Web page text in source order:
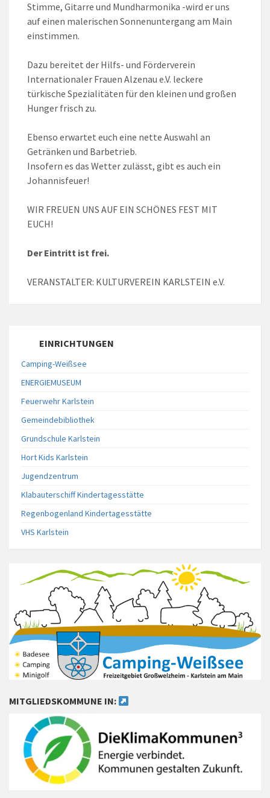
Stimme, Gitarre und Mundharmonika -wird er uns
auf einen malerischen Sonnenuntergang am Main
einstimmen.
Dazu bereitet der Hilfs- und Förderverein
Internationaler Frauen Alzenau e.V. leckere
türkische Spezialitäten für den kleinen und großen
Hunger frisch zu.
Ebenso erwartet euch eine nette Auswahl an
Getränken und Barbetrieb.
Insofern es das Wetter zulässt, gibt es auch ein
Johannisfeuer!
WIR FREUEN UNS AUF EIN SCHÖNES FEST MIT
EUCH!
Der Eintritt ist frei.
VERANSTALTER: KULTURVEREIN KARLSTEIN e.V.
EINRICHTUNGEN
Camping-Weißsee
ENERGIEMUSEUM
Feuerwehr Karlstein
Gemeindebibliothek
Grundschule Karlstein
Hort Kids Karlstein
Jugendzentrum
Klabauterschiff Kindertagesstätte
Regenbogenland Kindertagesstätte
VHS Karlstein
MITGLIEDSKOMMUNE IN: